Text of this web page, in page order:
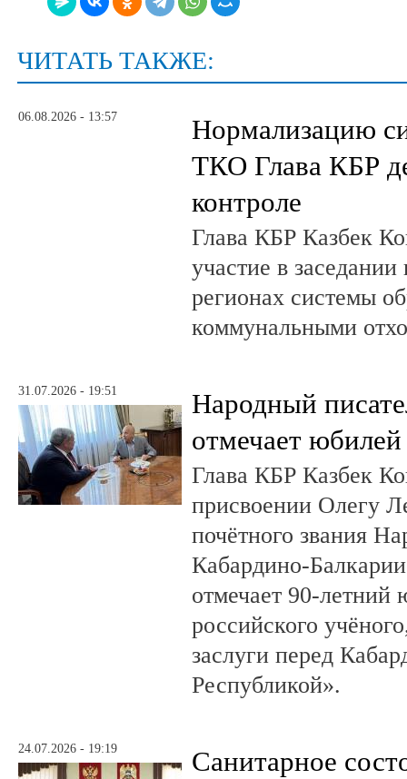
ЧИТАТЬ ТАКЖЕ:
06.08.2026 - 13:57
Нормализацию
ТКО Глава КБР
контроле
Глава КБР Казбек
участие в
регионах системы
коммунальными
31.07.2026 - 19:51
Народный
отмечает юбилей
Глава КБР Казбек
присвоении Олегу
почётного звания
Кабардино-
отмечает 90-
российского
заслуги перед
Республикой».
24.07.2026 - 19:19
Санитарное